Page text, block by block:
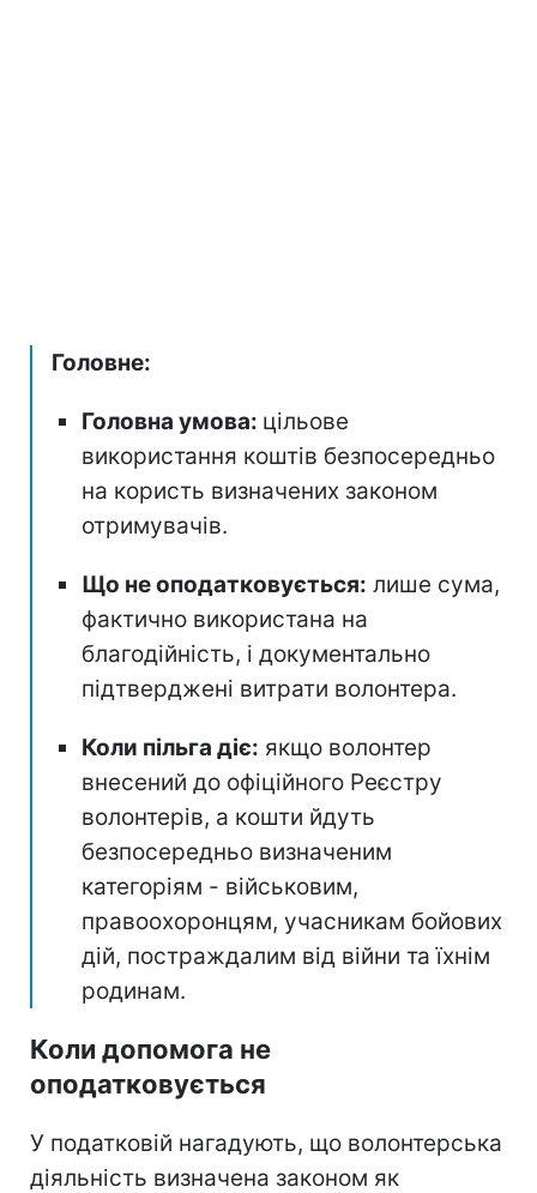
Головне:
Головна умова: цільове
використання коштів безпосередньо
на користь визначених законом
отримувачів.
Що не оподатковується: лише сума,
фактично використана на
благодійність, і документально
підтверджені витрати волонтера.
Коли пільга діє: якщо волонтер
внесений до офіційного Реєстру
волонтерів, а кошти йдуть
безпосередньо визначеним
категоріям - військовим,
правоохоронцям, учасникам бойових
дій, постраждалим від війни та їхнім
родинам.
Коли допомога не
оподатковується
У податковій нагадують, що волонтерська
діяльність визначена законом як